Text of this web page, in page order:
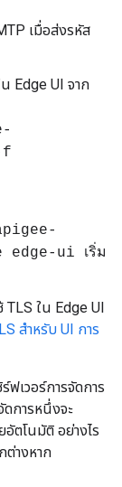
เมื่อส่งรหัส
Edge UI จาก
f
ui เริ่ม
TLS ใน Edge UI
สำหรับ UI การ
ฟเวอร์การจัดการ
ดการหนึ่งจะ
อัตโนมัติ อย่างไร
างหาก